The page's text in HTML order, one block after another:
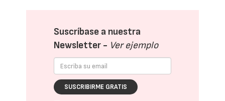
Suscríbase a nuestra
Newsletter - Ver ejemplo
SUSCRIBIRME GRATIS